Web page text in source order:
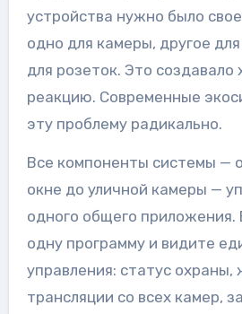
устройства нужно было
одно для камеры, другое
для розеток. Это создавало
реакцию. Современные
эту проблему радикально.
Все компоненты системы —
окне до уличной камеры —
одного общего
одну программу и видите
управления: статус охраны,
трансляции со всех камер,